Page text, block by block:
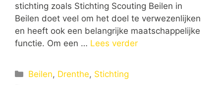
stichting zoals Stichting Scouting Beilen in
Beilen doet veel om het doel te verwezenlijken
en heeft ook een belangrijke maatschappelijke
functie. Om een … Lees verder
Categorieën
Beilen, Drenthe, Stichting